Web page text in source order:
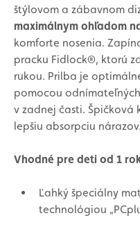
štýlovom a zábavnom
maximálnym ohľadom
komforte nosenia.
pracku Fidlock®, ktorú
rukou. Prilba je
pomocou
v zadnej časti. Špičková
lepšiu absorpciu nárazov.
Vhodné pre deti od 1
Ľahký špeciálny
technológiou